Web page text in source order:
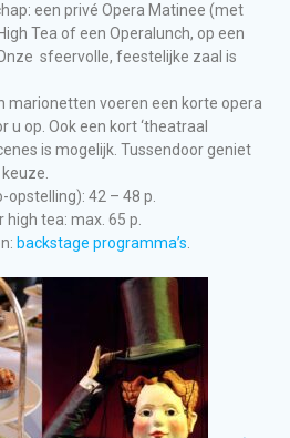
een privé Opera Matinee (met
Tea of een Operalunch, op een
sfeervolle, feestelijke zaal is
marionetten voeren een korte opera
op. Ook een kort ‘theatraal
is mogelijk. Tussendoor geniet
opstelling): 42 – 48 p.
tea: max. 65 p.
backstage programma’s.